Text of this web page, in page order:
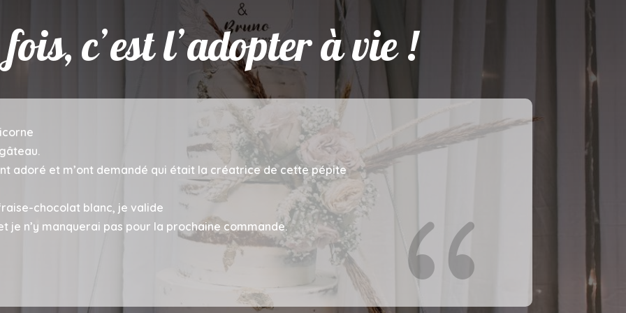
c’est l’adopter à vie !
{
ce merveilleux gâteau
bon
avons fait le meilleur des choix